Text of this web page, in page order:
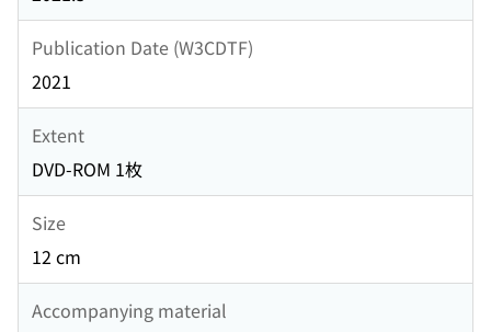
Publication Date (W3CDTF)
2021
Extent
DVD-ROM 1枚
Size
12 cm
Accompanying material